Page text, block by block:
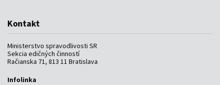
Kontakt
Ministerstvo spravodlivosti SR
Sekcia edičných činností
Račianska 71, 813 11 Bratislava
Infolinka